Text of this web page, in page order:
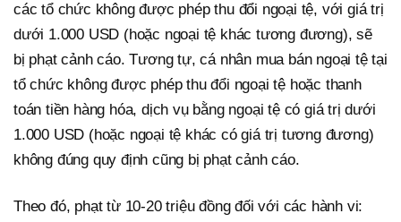
các tổ chức không được phép thu đổi ngoại tệ, với giá trị
dưới 1.000 USD (hoặc ngoại tệ khác tương đương), sẽ
bị phạt cảnh cáo. Tương tự, cá nhân mua bán ngoại tệ tại
tổ chức không được phép thu đổi ngoại tệ hoặc thanh
toán tiền hàng hóa, dịch vụ bằng ngoại tệ có giá trị dưới
1.000 USD (hoặc ngoại tệ khác có giá trị tương đương)
không đúng quy định cũng bị phạt cảnh cáo.
Theo đó, phạt từ 10-20 triệu đồng đối với các hành vi: